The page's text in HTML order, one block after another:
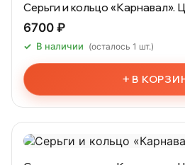
Серьги и кольцо «Карнавал».
6700 ₽
В наличии (осталось 1 шт.)
+ В